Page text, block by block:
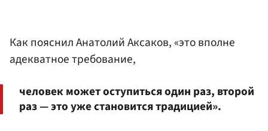
Как пояснил Анатолий Аксаков, «это вполне
адекватное требование,
человек может оступиться один раз, второй
раз — это уже становится традицией».